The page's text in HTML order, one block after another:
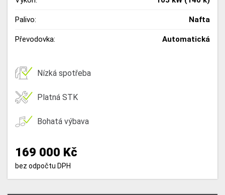
Palivo: Nafta
Převodovka: Automatická
Nízká spotřeba
Platná STK
Bohatá výbava
169 000 Kč
bez odpočtu DPH